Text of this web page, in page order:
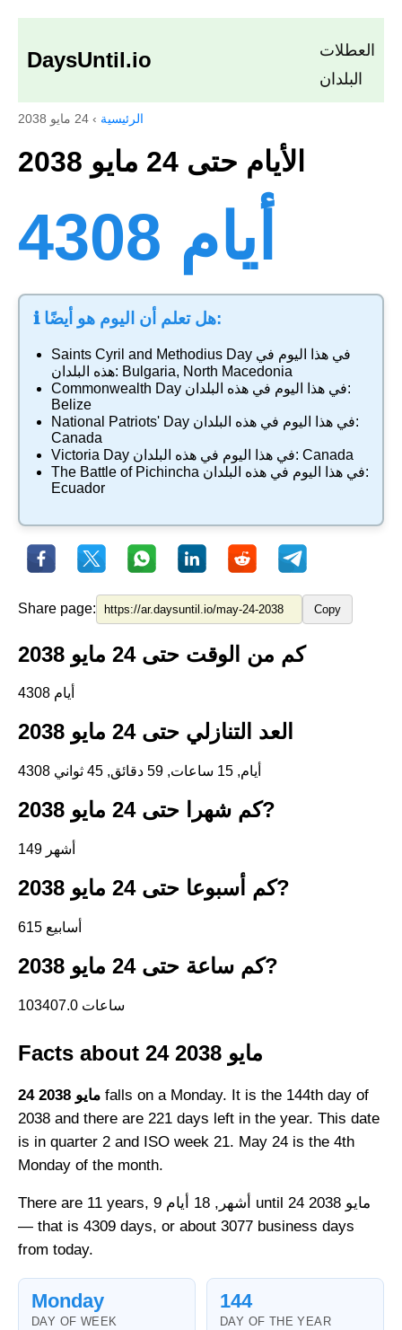
DaysUntil.io
العطلات
البلدان
الرئيسية › 24 مايو 2038
الأيام حتى 24 مايو 2038
4308 أيام
ℹ️ هل تعلم أن اليوم هو أيضًا:
Saints Cyril and Methodius Day
هذه البلدان: Bulgaria, North Macedonia
Commonwealth Day
في هذا اليوم في هذه البلدان:
Belize
National Patriots' Day
في هذا اليوم في هذه البلدان:
Canada
Victoria Day
في هذا اليوم في هذه البلدان: Canada
The Battle of Pichincha
في هذا اليوم في هذه البلدان:
Ecuador
Share page: Copy
كم من الوقت حتى 24 مايو 2038
4308 أيام
العد التنازلي حتى 24 مايو 2038
4308 أيام, 15 ساعات, 59 دقائق, 44 ثواني
كم شهرا حتى 24 مايو 2038?
149 أشهر
كم أسبوعا حتى 24 مايو 2038?
615 أسابيع
كم ساعة حتى 24 مايو 2038?
103407.0 ساعات
Facts about 24 مايو 2038
24 مايو 2038 falls on a Monday. It is the 144th day of
2038 and there are 221 days left in the year. This date
is in quarter 2 and ISO week 21. May 24 is the 4th
Monday of the month.
There are 11 years, 9 أشهر, 18 أيام until 24 مايو 2038
— that is 4309 days, or about 3077 business days
from today.
Monday
DAY OF WEEK
144
DAY OF THE YEAR